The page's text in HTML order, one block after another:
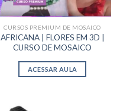
CURSOS PREMIUM DE MOSAICO
AFRICANA | FLORES EM 3D |
CURSO DE MOSAICO
ACESSAR AULA